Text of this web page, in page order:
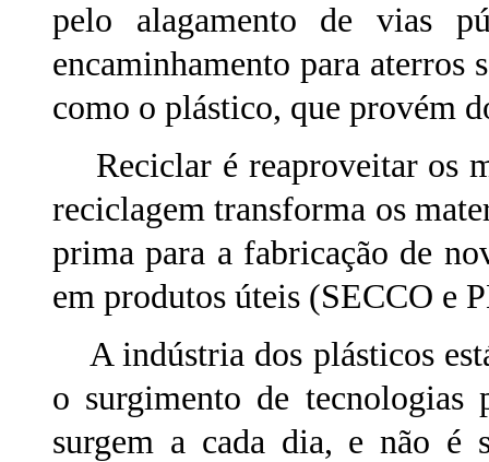
pelo alagamento de vias
encaminhamento para aterros
como o plástico, que provém
Reciclar é reaproveitar os
reciclagem transforma os
prima para a fabricação de
em produtos úteis (SECCO e
A indústria dos plásticos
o surgimento de tecnologias
surgem a cada dia, e não é